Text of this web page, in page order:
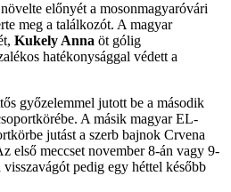
előnyét a mosonmagyaróvári
meg a találkozót. A magyar
Kukely Anna öt gólig
hatékonysággal védett a
győzelemmel jutott be a második
A másik magyar EL-
jutást a szerb bajnok Crvena
első meccset november 8-án vagy 9-
pedig egy héttel később